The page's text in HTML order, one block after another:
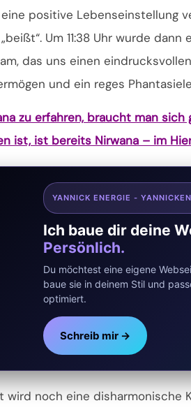
positive Lebenseinstellung
Um 11:38 Uhr wurde
das uns einen
und ein reges
zu erfahren, braucht man
ist, ist bereits Nirwana – im
YANNICK ENERGIE -
Ich baue dir deine
Persönlich.
Du möchtest eine eigene
baue sie in deinem Stil und
optimiert.
Schreib mir →
wird noch eine disharmonische